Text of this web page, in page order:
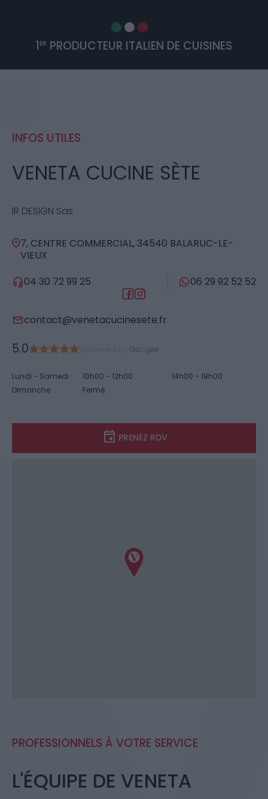
1 ER PRODUCTEUR ITALIEN DE CUISINES
INFOS UTILES
VENETA CUCINE SÈTE
IR DESIGN Sas
7, CENTRE COMMERCIAL, 34540 BALARUC-LE-
VIEUX
04 30 72 99 25
06 29 92 52 52
contact@venetacucinesete.fr
5.0 Google
Lundi - Samedi 10h00 - 12h00
14h00 - 19h00
Dimanche
Fermé
PRENEZ RDV
PROFESSIONNELS À VOTRE SERVICE
L'ÉQUIPE DE VENETA